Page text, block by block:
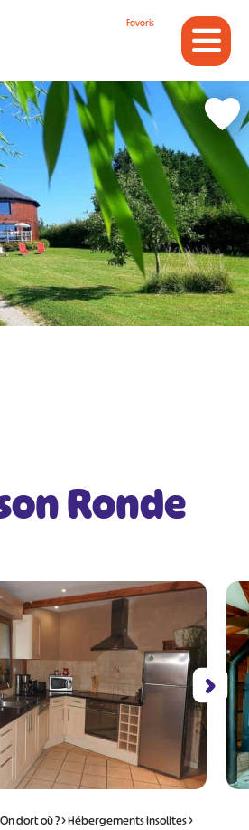
Favoris
Ronde
On dort où ?>Hébergements Insolites>